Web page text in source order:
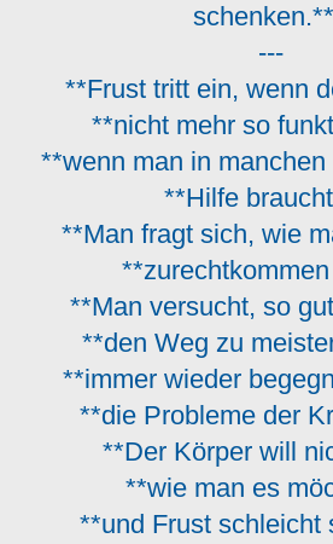
schenken.**
---
**Frust tritt ein, wenn
**nicht mehr so
**wenn man in
**Hilfe
**Man fragt sich, wie
**Man versucht, so
**den Weg zu
**immer wieder
**die Probleme der
**Der Körper will
**wie man es
**und Frust schleicht